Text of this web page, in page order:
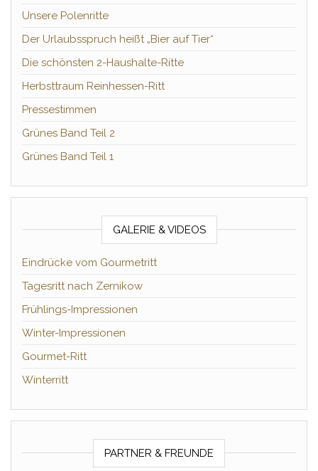
Unsere Polenritte
Der Urlaubsspruch heißt „Bier auf Tier“
Die schönsten 2-Haushalte-Ritte
Herbsttraum Reinhessen-Ritt
Pressestimmen
Grünes Band Teil 2
Grünes Band Teil 1
GALERIE & VIDEOS
Eindrücke vom Gourmetritt
Tagesritt nach Zernikow
Frühlings-Impressionen
Winter-Impressionen
Gourmet-Ritt
Winterritt
PARTNER & FREUNDE